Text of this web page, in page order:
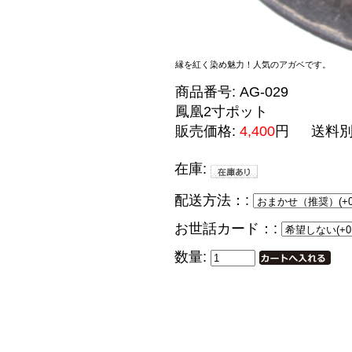
縁を紅く染め魅力！人気のアガベです。
商品番号: AG-029
鳳凰2寸ポット
販売価格: 4,400円 送料
在庫:
配送方法：:
お世話カード：:
数量: